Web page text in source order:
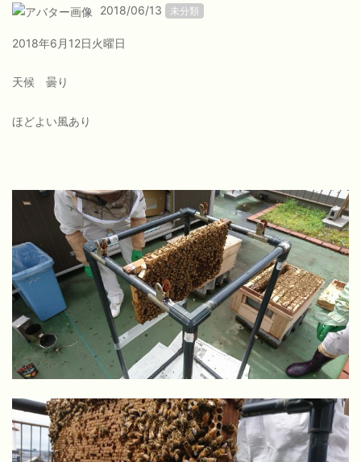
2018/06/13 未分類
2018年6月12日火曜日
天候 曇り
ほどよい風あり